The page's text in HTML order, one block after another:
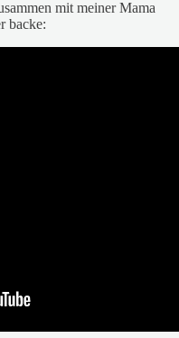
mit meiner Mama
backe: